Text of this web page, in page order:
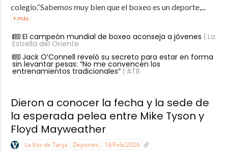
colegio.“Sabemos muy bien que el boxeo es un deporte,...
+ más
El campeón mundial de boxeo aconseja a jóvenes | La
Estrella del Oriente
Jack O’Connell reveló su secreto para estar en forma
sin levantar pesas: “No me convencen los
entrenamientos tradicionales”| ATB
Dieron a conocer la fecha y la sede de
la esperada pelea entre Mike Tyson y
Floyd Mayweather
La Voz de Tarija Deportes 18/Feb/2026